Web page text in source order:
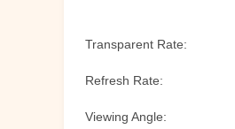
Transparent Rate:
Refresh Rate:
Viewing Angle: